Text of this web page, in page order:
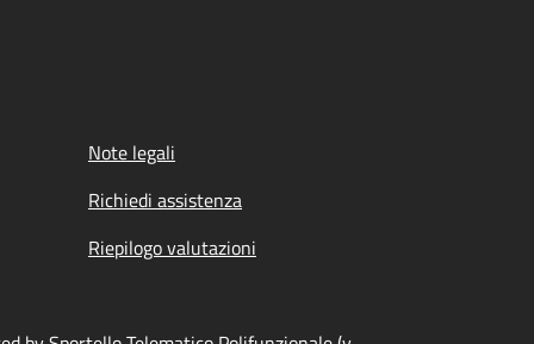
Note legali
Richiedi assistenza
Riepilogo valutazioni